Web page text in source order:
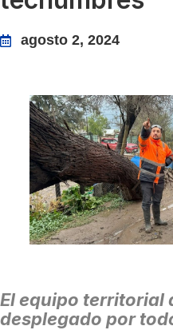
agosto 2, 2024
El equipo territorial
desplegado por